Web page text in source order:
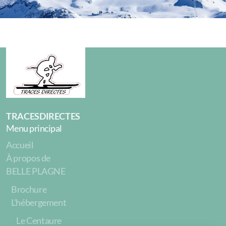
TRACESDIRECTES
Menu principal
Accueil
À propos de
BELLE PLAGNE
Brochure
L'hébergement
Le Centaure